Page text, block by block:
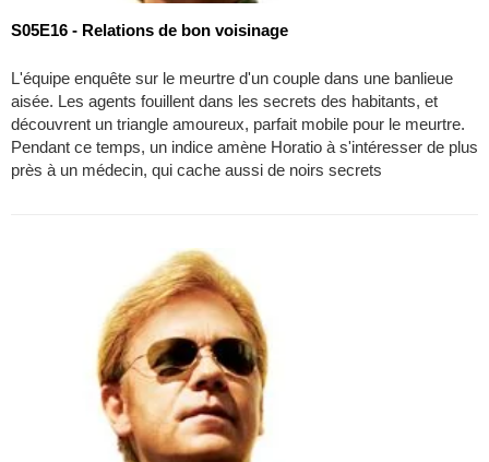
S05E16 - Relations de bon voisinage
L'équipe enquête sur le meurtre d'un couple dans une banlieue
aisée. Les agents fouillent dans les secrets des habitants, et
découvrent un triangle amoureux, parfait mobile pour le meurtre.
Pendant ce temps, un indice amène Horatio à s'intéresser de plus
près à un médecin, qui cache aussi de noirs secrets